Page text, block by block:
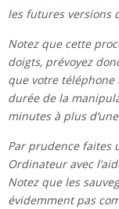
les futures versions
Notez que cette
doigts, prévoyez
que votre
durée de la
minutes à plus
Par prudence faites
Ordinateur avec
Notez que les
évidemment pas